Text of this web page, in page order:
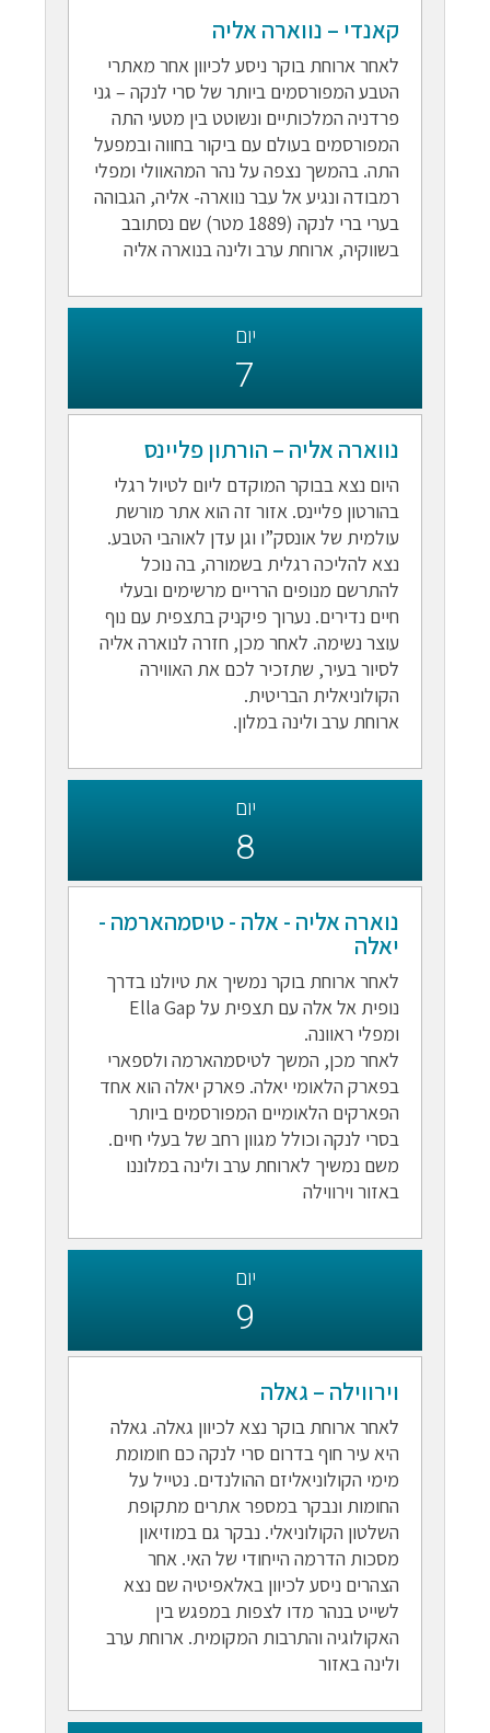
קאנדי – נווארה אליה
לאחר ארוחת בוקר ניסע לכיוון אחר מאתרי
הטבע המפורסמים ביותר של סרי לנקה – גני
פרדניה המלכותיים ונשוטט בין מטעי התה
המפורסמים בעולם עם ביקור בחווה ובמפעל
התה. בהמשך נצפה על נהר המהאוולי ומפלי
רמבודה ונגיע אל עבר נווארה- אליה, הגבוהה
בערי ברי לנקה (1889 מטר) שם נסתובב
בשווקיה, ארוחת ערב ולינה בנוארה אליה
יום
7
נווארה אליה – הורתון פליינס
היום נצא בבוקר המוקדם ליום לטיול רגלי
בהורטון פליינס. אזור זה הוא אתר מורשת
עולמית של אונסק”ו וגן עדן לאוהבי הטבע.
נצא להליכה רגלית בשמורה, בה נוכל
להתרשם מנופים הרריים מרשימים ובעלי
חיים נדירים. נערוך פיקניק בתצפית עם נוף
עוצר נשימה. לאחר מכן, חזרה לנוארה אליה
לסיור בעיר, שתזכיר לכם את האווירה
הקולוניאלית הבריטית.
ארוחת ערב ולינה במלון.
יום
8
נוארה אליה - אלה - טיסמהארמה -
יאלה
לאחר ארוחת בוקר נמשיך את טיולנו בדרך
נופית אל אלה עם תצפית על Ella Gap
ומפלי ראוונה.
לאחר מכן, המשך לטיסמהארמה ולספארי
בפארק הלאומי יאלה. פארק יאלה הוא אחד
הפארקים הלאומיים המפורסמים ביותר
בסרי לנקה וכולל מגוון רחב של בעלי חיים.
משם נמשיך לארוחת ערב ולינה במלוננו
באזור וירווילה
יום
9
וירווילה – גאלה
לאחר ארוחת בוקר נצא לכיוון גאלה. גאלה
היא עיר חוף בדרום סרי לנקה כם חומומת
מימי הקולוניאליזם ההולנדים. נטייל על
החומות ונבקר במספר אתרים מתקופת
השלטון הקולוניאלי. נבקר גם במוזיאון
מסכות הדרמה הייחודי של האי. אחר
הצהרים ניסע לכיוון באלאפיטיה שם נצא
לשייט בנהר מדו לצפות במפגש בין
האקולוגיה והתרבות המקומית. ארוחת ערב
ולינה באזור